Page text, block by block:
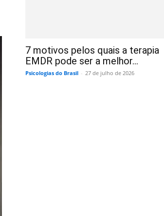
7 motivos pelos quais a terapia
EMDR pode ser a melhor...
Psicologias do Brasil - 27 de julho de 2026